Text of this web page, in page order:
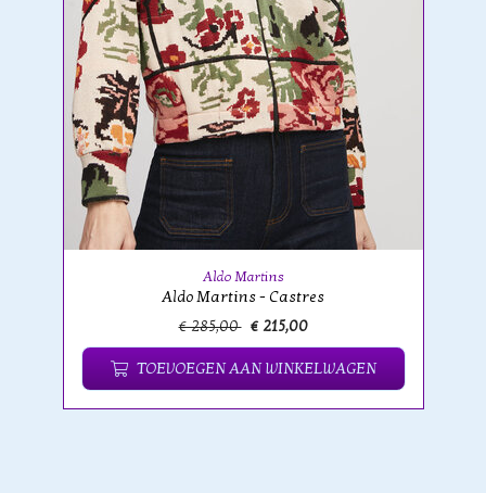
Aldo Martins
Aldo Martins - Castres
€ 285,00 € 215,00
TOEVOEGEN AAN WINKELWAGEN